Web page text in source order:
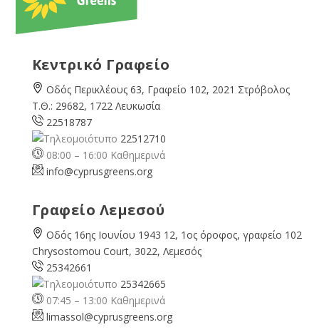
Κεντρικό Γραφείο
Οδός Περικλέους 63, Γραφείο 102, 2021 Στρόβολος
Τ.Θ.: 29682, 1722 Λευκωσία
22518787
22512710
08:00 – 16:00 Καθημερινά
info@cyprusgreens.org
Γραφείο Λεμεσού
Οδός 16ης Ιουνίου 1943 12, 1ος όροφος, γραφείο 102
Chrysostomou Court, 3022, Λεμεσός
25342661
25342665
07:45 – 13:00 Καθημερινά
limassol@cyprusgreens.org